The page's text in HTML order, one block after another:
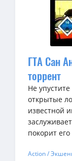
ГТА Сан
торрент
Не
открытые
известной
покорит
Action /